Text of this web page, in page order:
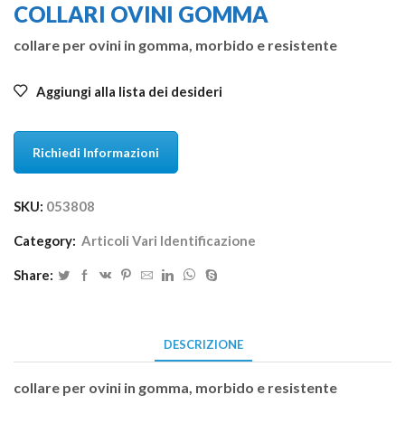
COLLARI OVINI GOMMA
collare per ovini in gomma, morbido e resistente
Aggiungi alla lista dei desideri
Richiedi Informazioni
SKU: 053808
Category: Articoli Vari Identificazione
Share:
DESCRIZIONE
collare per ovini in gomma, morbido e resistente